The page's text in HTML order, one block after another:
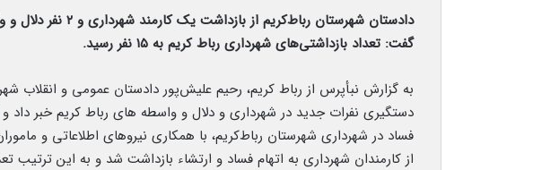
دادستان شهرستان
گفت: تعداد بازداشتی‌های شهرداری رباط کریم به ۱۵ نفر رسید.
به گزارش نبأپرس از رباط کریم، رحیم علیش‌پور دادستان عمومی و انقلاب
دستگیری نفرات جدید در شهرداری و دلال و واسطه های رباط کریم خبر داد و